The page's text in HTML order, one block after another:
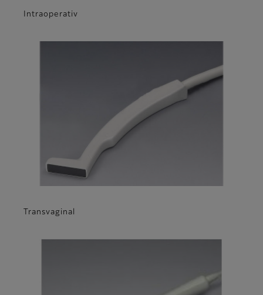
Intraoperativ
Transvaginal